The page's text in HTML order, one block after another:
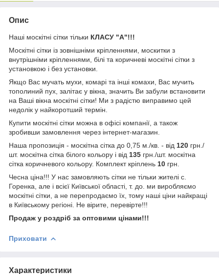
Опис
Наші москітні сітки тільки КЛАСУ "А"!!!
Москітні сітки із зовнішніми кріпленнями, москитки з
внутрішніми кріпленнями, білі та коричневі москітні сітки з
установкою і без установки.
Якщо Вас мучать мухи, комарі та інші комахи, Вас мучить
тополиний пух, залітає у вікна, значить Ви забули встановити
на Ваші вікна москітні сітки! Ми з радістю виправимо цей
недолік у найкоротший термін.
Купити москітні сітки можна в офісі компанії, а також
зробивши замовлення через інтернет-магазин.
Наша пропозиція - москітна сітка до 0,75 м./кв. - від 120 грн./
шт. москітна сітка білого кольору і від 135 грн./шт. москітна
сітка коричневого кольору. Комплект кріплень 10 грн.
Чесна ціна!!! У нас замовляють сітки не тільки жителі с.
Горенка, але і всієї Київської області, т. до. ми виробляємо
москітні сітки, а не перепродаємо їх, тому наші ціни найкращі
в Київському регіоні. Не вірите, перевірте!!!
Продаж у роздріб за оптовими цінами!!!
Приховати
Характеристики